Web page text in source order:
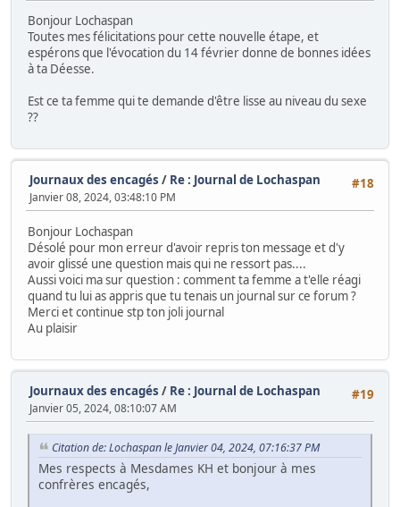
Bonjour Lochaspan
Toutes mes félicitations pour cette nouvelle étape, et
espérons que l'évocation du 14 février donne de bonnes idées
à ta Déesse.
Est ce ta femme qui te demande d'être lisse au niveau du sexe
??
#18
Journaux des encagés / Re : Journal de Lochaspan
Janvier 08, 2024, 03:48:10 PM
Bonjour Lochaspan
Désolé pour mon erreur d'avoir repris ton message et d'y
avoir glissé une question mais qui ne ressort pas....
Aussi voici ma sur question : comment ta femme a t'elle réagi
quand tu lui as appris que tu tenais un journal sur ce forum ?
Merci et continue stp ton joli journal
Au plaisir
#19
Journaux des encagés / Re : Journal de Lochaspan
Janvier 05, 2024, 08:10:07 AM
Citation de: Lochaspan le Janvier 04, 2024, 07:16:37 PM
Mes respects à Mesdames KH et bonjour à mes
confrères encagés,